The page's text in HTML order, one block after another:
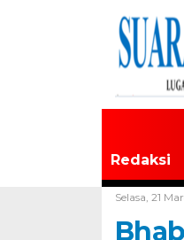
Redaksi
Selasa, 21